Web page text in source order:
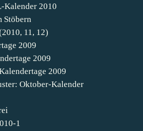
Kalender 2010
Stöbern
11, 12)
2009
2009
2009
Oktober-Kalender
1